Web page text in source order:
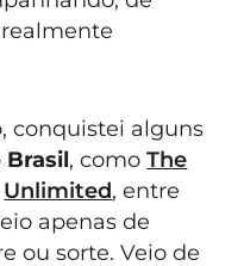
conquistei alguns
Brasil, comoThe
Unlimited, entre
apenas de
ou sorte. Veio de